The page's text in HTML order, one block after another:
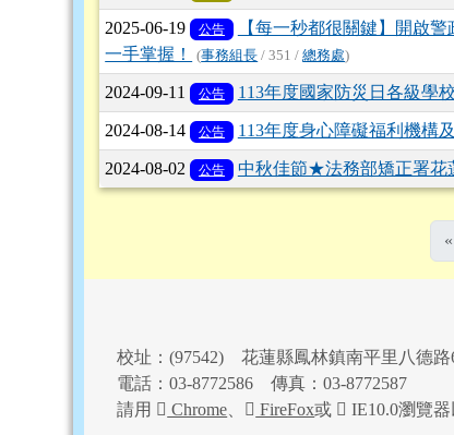
2025-06-19 公告
【每一秒都很關鍵】開啟
一手掌握！
(事務組長 / 351 /總務處)
2024-09-11 公告 113年度國家防災日各級學
2024-08-14 公告 113年度身心障礙福利機構
2024-08-02 公告 中秋佳節★法務部矯正署花
«
頁尾區域內容
校址：(97542) 花蓮縣鳳林鎮南平里八德路
電話：03-8772586 傳真：03-8772587
請用
Chrome FireFox或 IE10.0瀏覽